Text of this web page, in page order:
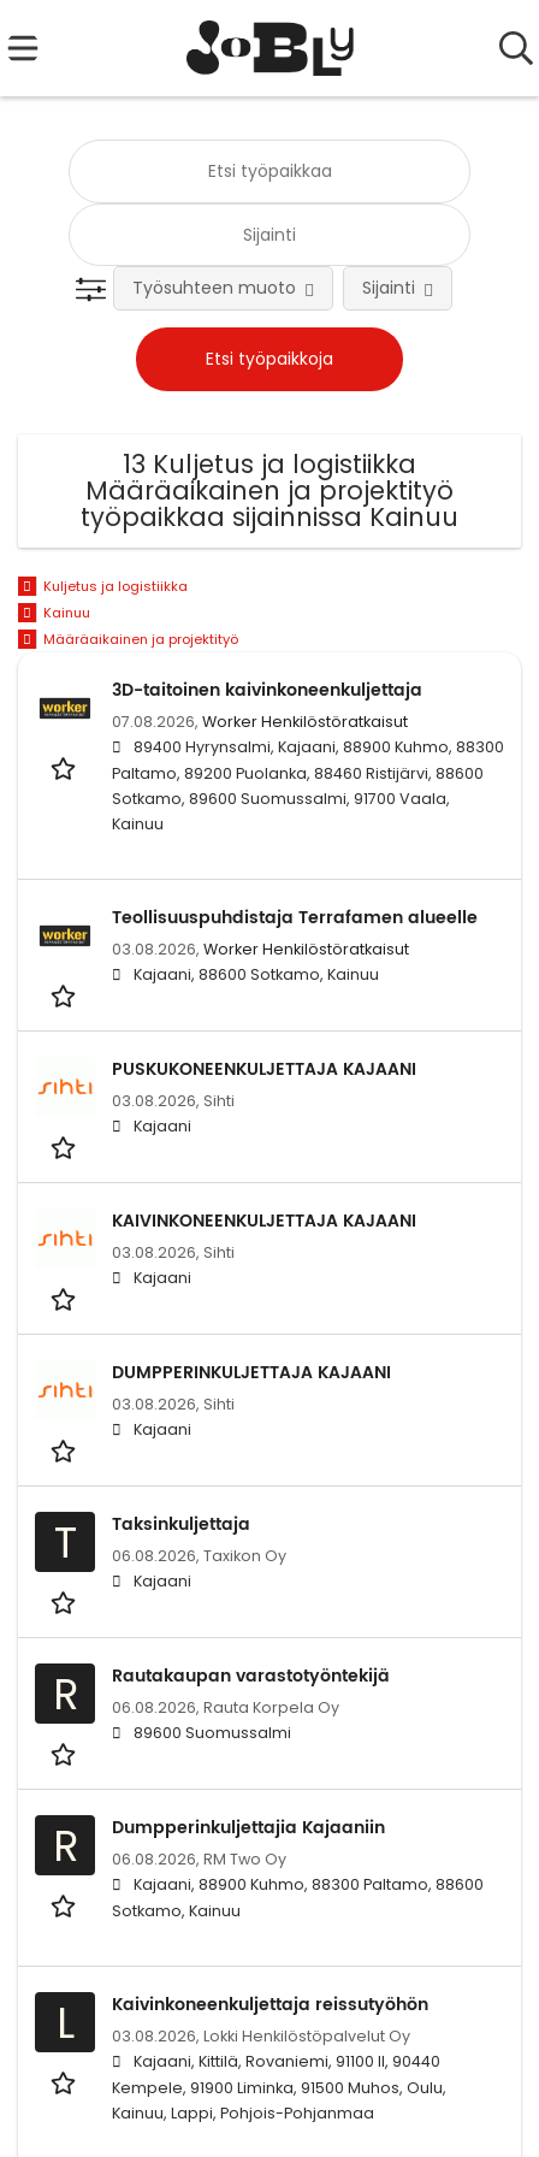
Työsuhteen muoto Sijainti
13 Kuljetus ja logistiikka
Määräaikainen ja projektityö
työpaikkaa sijainnissa Kainuu
Kuljetus ja logistiikka
Kainuu
Määräaikainen ja projektityö
3D-taitoinen kaivinkoneenkuljettaja
07.08.2026, Worker Henkilöstöratkaisut
89400 Hyrynsalmi, Kajaani, 88900 Kuhmo, 88300
Paltamo, 89200 Puolanka, 88460 Ristijärvi, 88600
Sotkamo, 89600 Suomussalmi, 91700 Vaala,
Kainuu
Teollisuuspuhdistaja Terrafamen alueelle
03.08.2026, Worker Henkilöstöratkaisut
Kajaani, 88600 Sotkamo, Kainuu
PUSKUKONEENKULJETTAJA KAJAANI
03.08.2026, Sihti
Kajaani
KAIVINKONEENKULJETTAJA KAJAANI
03.08.2026, Sihti
Kajaani
DUMPPERINKULJETTAJA KAJAANI
03.08.2026, Sihti
Kajaani
T Taksinkuljettaja
06.08.2026, Taxikon Oy
Kajaani
R Rautakaupan varastotyöntekijä
06.08.2026, Rauta Korpela Oy
89600 Suomussalmi
R Dumpperinkuljettajia Kajaaniin
06.08.2026, RM Two Oy
Kajaani, 88900 Kuhmo, 88300 Paltamo, 88600
Sotkamo, Kainuu
L Kaivinkoneenkuljettaja reissutyöhön
03.08.2026, Lokki Henkilöstöpalvelut Oy
Kajaani, Kittilä, Rovaniemi, 91100 II, 90440
Kempele, 91900 Liminka, 91500 Muhos, Oulu,
Kainuu, Lappi, Pohjois-Pohjanmaa